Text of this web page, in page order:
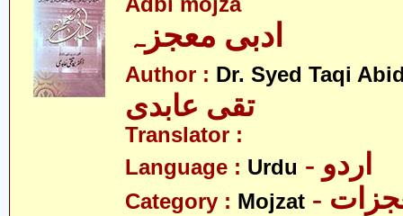
ادبی معجزہ
Author : Dr. Syed Taqi
تقی عابدی
Translator :
Language : Urdu - اردو
Category : Mojzat